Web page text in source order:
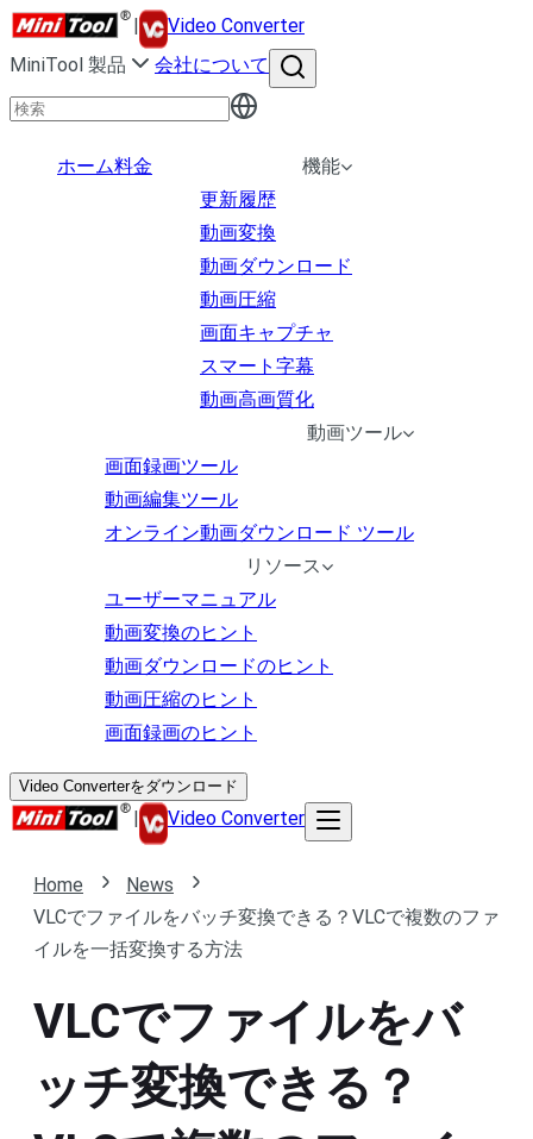
|
Video Converter
MiniTool 製品
会社について
ホーム料金
機能
更新履歴
動画変換
動画ダウンロード
動画圧縮
画面キャプチャ
スマート字幕
動画高画質化
動画ツール
画面録画ツール
動画編集ツール
オンライン動画ダウンロード ツール
リソース
ユーザーマニュアル
動画変換のヒント
動画ダウンロードのヒント
動画圧縮のヒント
画面録画のヒント
Video Converterをダウンロード
| Video Converter
Home
News
VLCでファイルをバッチ変換できる？VLCで複数のファ
イルを一括変換する方法
VLCでファイルをバ
ッチ変換できる？